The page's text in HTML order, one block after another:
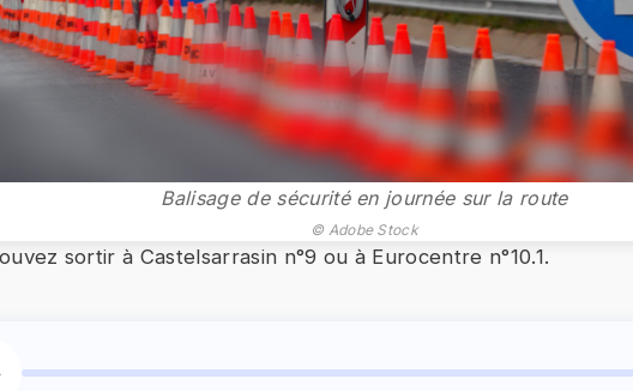
Balisage de sécurité en journée sur la route
© Adobe Stock
sortir à Castelsarrasin n°9 ou à Eurocentre n°10.1.